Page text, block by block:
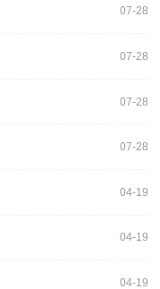
07-28
07-28
07-28
07-28
04-19
04-19
04-19